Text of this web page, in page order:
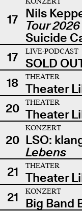
17 Nils
Tour 2026
Suicide
17
LIVE-PODCAST
SOLD
18
THEATER
Theater
20
THEATER
Theater
20
KONZERT
LSO:
Lebens
21
THEATER
Theater
21
KONZERT
Big Band